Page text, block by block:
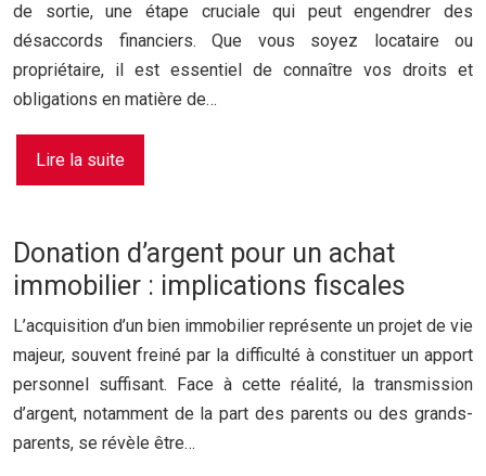
de sortie, une étape cruciale qui peut engendrer des
désaccords financiers. Que vous soyez locataire ou
propriétaire, il est essentiel de connaître vos droits et
obligations en matière de…
Lire la suite
Donation d’argent pour un achat
immobilier : implications fiscales
L’acquisition d’un bien immobilier représente un projet de vie
majeur, souvent freiné par la difficulté à constituer un apport
personnel suffisant. Face à cette réalité, la transmission
d’argent, notamment de la part des parents ou des grands-
parents, se révèle être…